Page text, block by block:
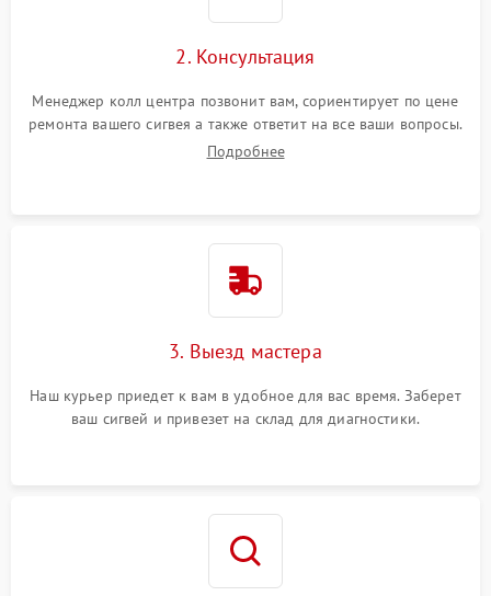
2. Консультация
Менеджер колл центра позвонит вам, сориентирует по цене
ремонта вашего сигвея а также ответит на все ваши вопросы.
Подробнее
3. Выезд мастера
Наш курьер приедет к вам в удобное для вас время. Заберет
ваш сигвей и привезет на склад для диагностики.